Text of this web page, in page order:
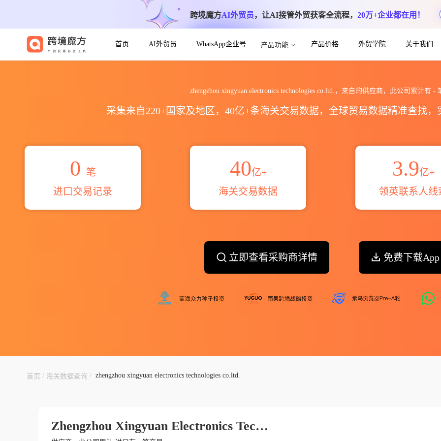
跨境魔方AI外贸员，让AI接管外贸获客全流程， 20万+企业都在用！
首页 AI外贸员 WhatsApp企业号 产品功能 产品价格 外贸学院 关于我们
zhengzhou xingyuan electronics technologies co.ltd.，来自的供应商，此公司累计有 -
采集来自220+国家及地区，40亿+条海关交易数据，全球贸易数据精准查找
0 笔
进口交易记录
40亿+
海关交易数据
3.9亿+
领英联系人线
立即查看采购商详情 免费下载App
首页 / 海关数据查询 / zhengzhou xingyuan electronics technologies co.ltd.
Zhengzhou Xingyuan Electronics Technologies Co.ltd.